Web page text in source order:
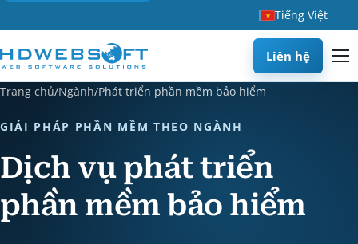
Tiếng Việt
Liên hệ
Trang chủ/Ngành/Phát triển phần mềm bảo hiểm
GIẢI PHÁP PHẦN MỀM THEO NGÀNH
Dịch vụ phát triển
phần mềm bảo hiểm